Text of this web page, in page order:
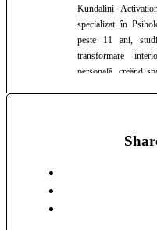
Kundalini
specializat în
peste 11 ani,
transformare
personală, creând
susține participanții